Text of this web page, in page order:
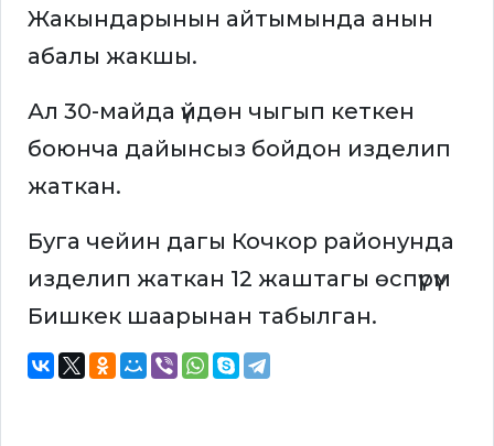
Жакындарынын айтымында анын
абалы жакшы.
Ал 30-майда үйдөн чыгып кеткен
боюнча дайынсыз бойдон изделип
жаткан.
Буга чейин дагы Кочкор районунда
изделип жаткан 12 жаштагы өспүрүм
Бишкек шаарынан табылган.